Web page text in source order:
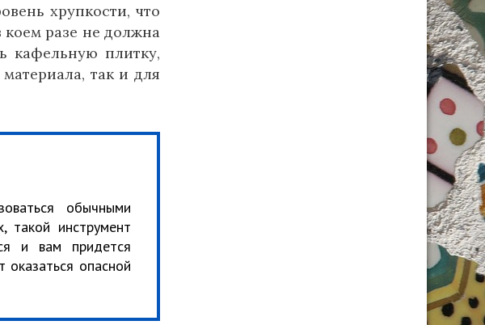
хрупкости, что
коем разе не должна
кафельную плитку,
так и для
обычными
такой инструмент
и вам придется
опасной